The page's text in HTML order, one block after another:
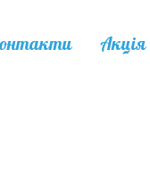
Акція